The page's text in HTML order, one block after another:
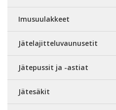
Imusuulakkeet
Jätelajitteluvaunusetit
Jätepussit ja -astiat
Jätesäkit